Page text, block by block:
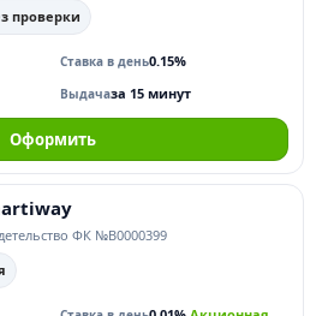
проверки
Ставка в день0.15%
Выдачаза 15 минут
Оформить
ФК №В0000399